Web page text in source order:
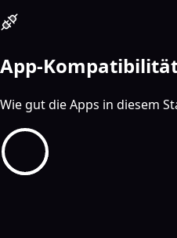
App-
Wie gut die Apps in diesem